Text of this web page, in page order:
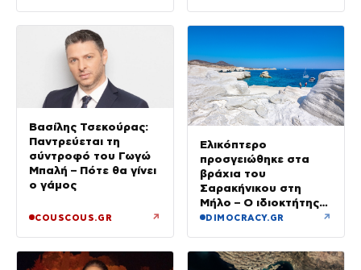
Βασίλης Τσεκούρας:
Παντρεύεται τη
σύντροφό του Γωγώ
Μπαλή – Πότε θα γίνει
ο γάμος
COUSCOUS.GR ↗
Ελικόπτερο
προσγειώθηκε στα
βράχια του
Σαρακήνικου στη
Μήλο – Ο ιδιοκτήτης
κατέβηκε για μπάνιο
DIMOCRACY.GR ↗